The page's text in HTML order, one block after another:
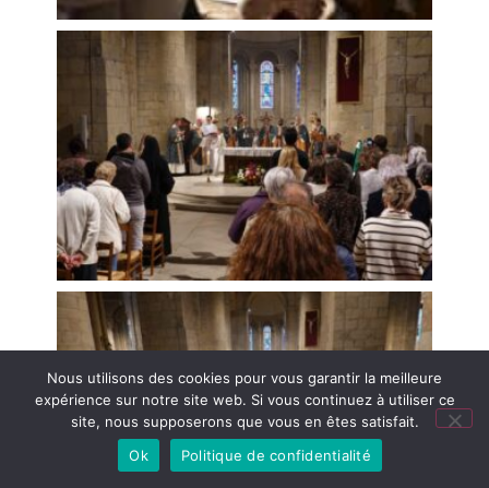
Agenda
Nous utilisons des cookies pour vous garantir la meilleure
expérience sur notre site web. Si vous continuez à utiliser ce
site, nous supposerons que vous en êtes satisfait.
Ok
Politique de confidentialité